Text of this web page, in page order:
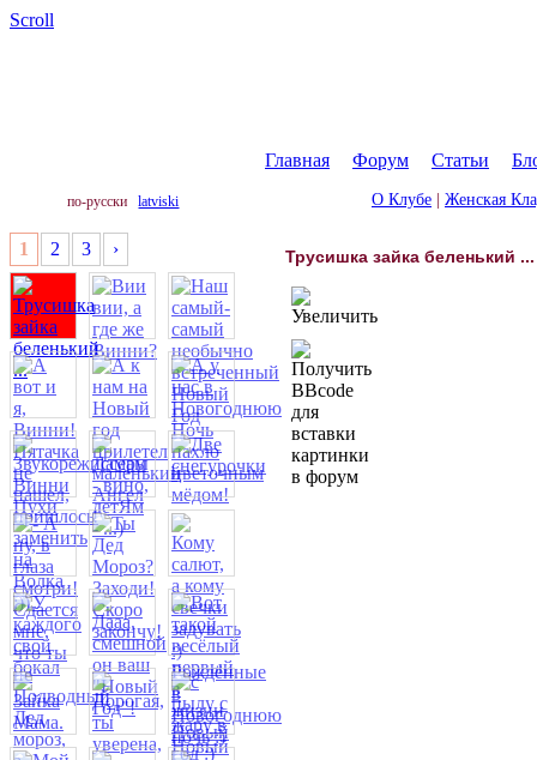
Scroll
Главная Форум Статьи
по-русски latviski О Клубе Женская
Трусишка зайка беленький ...
1 2 3 ›